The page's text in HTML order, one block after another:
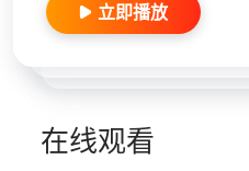
立即播放
在线观看